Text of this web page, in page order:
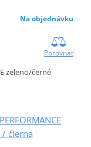
Na objednávku
Porovnať
zeleno/černé
čierna